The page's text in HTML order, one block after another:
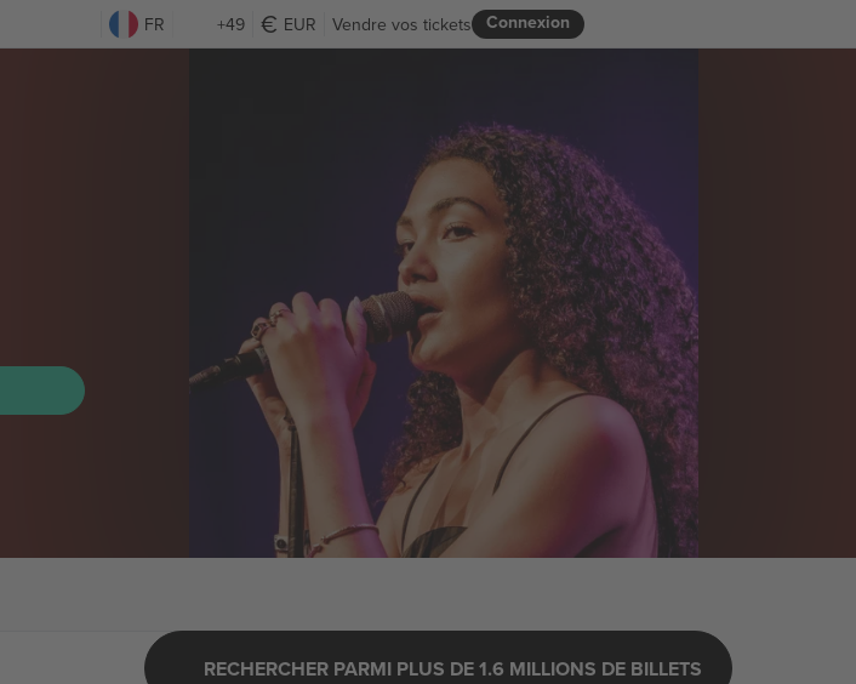
FR +49 EUR Connexion
Vendre vos tickets
RECHERCHER PARMI PLUS DE 1.6 MILLIONS DE BILLETS